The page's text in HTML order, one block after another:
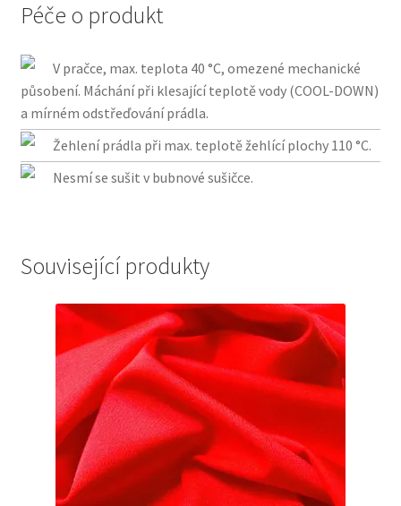
Péče o produkt
V pračce, max. teplota 40 °C, omezené mechanické
působení. Máchání při klesající teplotě vody (COOL-DOWN)
a mírném odstřeďování prádla.
Žehlení prádla při max. teplotě žehlící plochy 110 °C.
Nesmí se sušit v bubnové sušičce.
Související produkty